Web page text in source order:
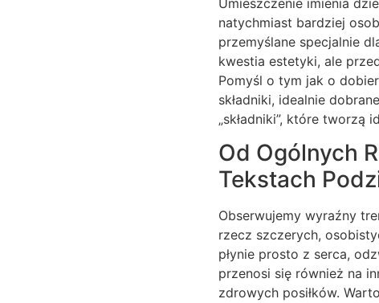
natychmiast bardziej
przemyślane specjalnie
kwestia estetyki, ale
Pomyśl o tym jak o
składniki, idealnie
„składniki”, które tworzą
Od Ogólnych
Tekstach
Obserwujemy wyraźny
rzecz szczerych,
płynie prosto z serca,
przenosi się również na
zdrowych posiłków.